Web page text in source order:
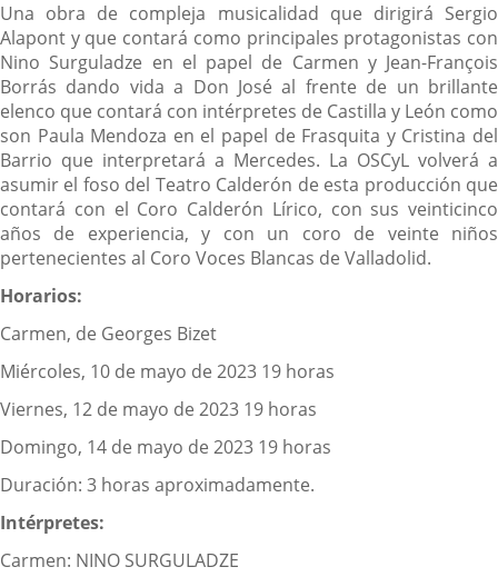
Una obra de compleja musicalidad que dirigirá Sergio
Alapont y que contará como principales protagonistas con
Nino Surguladze en el papel de Carmen y Jean-François
Borrás dando vida a Don José al frente de un brillante
elenco que contará con intérpretes de Castilla y León como
son Paula Mendoza en el papel de Frasquita y Cristina del
Barrio que interpretará a Mercedes. La OSCyL volverá a
asumir el foso del Teatro Calderón de esta producción que
contará con el Coro Calderón Lírico, con sus veinticinco
años de experiencia, y con un coro de veinte niños
pertenecientes al Coro Voces Blancas de Valladolid.
Horarios:
Carmen, de Georges Bizet
Miércoles, 10 de mayo de 2023 19 horas
Viernes, 12 de mayo de 2023 19 horas
Domingo, 14 de mayo de 2023 19 horas
Duración: 3 horas aproximadamente.
Intérpretes:
Carmen: NINO SURGULADZE